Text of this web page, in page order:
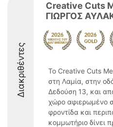
Διακριθέντες
Creative Cuts
ΓΙΩΡΓΟΣ
Το Creative Cuts
στη Λαμία, στην
Δεδούση 13, και
χώρο αφιερωμένο
φροντίδα και
κομμωτήριο δίνει